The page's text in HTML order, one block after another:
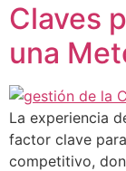
Claves
una
La experiencia
factor clave
competitivo,